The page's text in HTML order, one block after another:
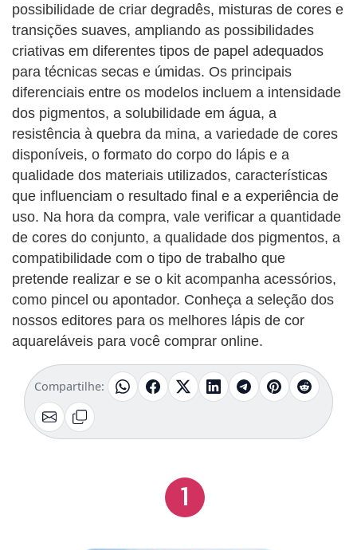
possibilidade de criar degradês, misturas de cores e
transições suaves, ampliando as possibilidades
criativas em diferentes tipos de papel adequados
para técnicas secas e úmidas. Os principais
diferenciais entre os modelos incluem a intensidade
dos pigmentos, a solubilidade em água, a
resistência à quebra da mina, a variedade de cores
disponíveis, o formato do corpo do lápis e a
qualidade dos materiais utilizados, características
que influenciam o resultado final e a experiência de
uso. Na hora da compra, vale verificar a quantidade
de cores do conjunto, a qualidade dos pigmentos, a
compatibilidade com o tipo de trabalho que
pretende realizar e se o kit acompanha acessórios,
como pincel ou apontador. Conheça a seleção dos
nossos editores para os melhores lápis de cor
aquareláveis para você comprar online.
Compartilhe:
1